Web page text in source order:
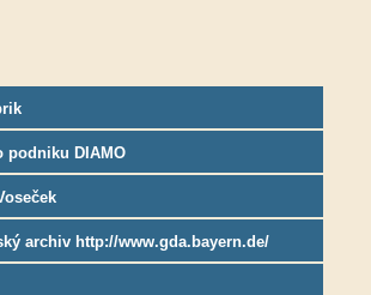
podniku DIAMO
archiv http://www.gda.bayern.de/